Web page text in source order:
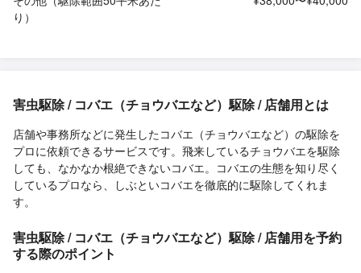
り）
害虫駆除 / コバエ（チョウバエなど）駆除 / 店舗用とは
店舗や事務所などに発生したコバエ（チョウバエなど）の駆除を
プロに依頼できるサービスです。飛来しているチョウバエを駆除
しても、なかなか根絶できないコバエ。コバエの生態を知り尽く
しているプロなら、しぶといコバエを徹底的に駆除してくれま
す。
害虫駆除 / コバエ（チョウバエなど）駆除 / 店舗用を予約
する際のポイント